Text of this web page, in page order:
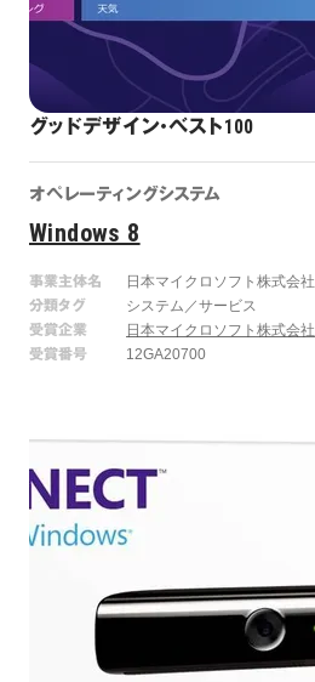
グッドデザイン・ベスト100
オペレーティングシステム
Windows 8
事業主体名
日本マイクロソフト株式会社
分類タグ
システム／サービス
受賞企業
日本マイクロソフト株式会社
受賞番号
12GA20700